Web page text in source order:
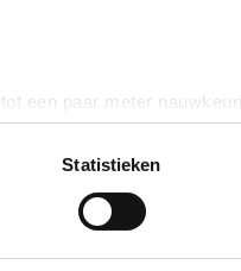
een paar meter
eigenschappen
stel uw voorkeuren in het
Statistieken